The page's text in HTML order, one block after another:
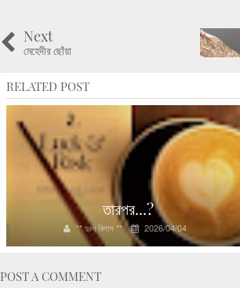
Next
মেহেদীর ছোঁয়া
RELATED POST
তারপর...?
** দুঃখ বিলাস ** 2026/04/04
POST A COMMENT